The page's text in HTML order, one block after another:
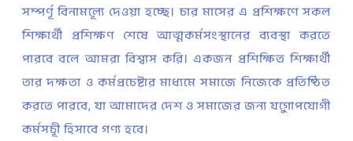
সম্পূর্ণ বিনামূল্যে দেওয়া হচ্ছে। চার মাসের এ প্রশিক্ষণে সকল
শিক্ষার্থী প্রশিক্ষণ শেষে আত্মকর্মসংস্থানের ব্যবস্থা করতে
পারবে বলে আমরা বিশ্বাস করি। একজন প্রশিক্ষিত শিক্ষার্থী
তার দক্ষতা ও কর্মপ্রচেষ্টার মাধ্যমে সমাজে নিজেকে প্রতিষ্ঠিত
করতে পারবে, যা আমাদের দেশ ও সমাজের জন্য যুগোপযোগী
কর্মসূচী হিসাবে গণ্য হবে।